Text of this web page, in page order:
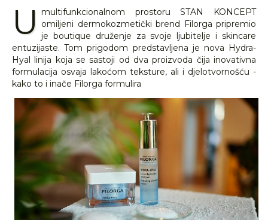
U multifunkcionalnom prostoru STAN KONCEPT
omiljeni dermokozmetički brend Filorga pripremio
je boutique druženje za svoje ljubitelje i skincare
entuzijaste. Tom prigodom predstavljena je nova Hydra-
Hyal linija koja se sastoji od dva proizvoda čija inovativna
formulacija osvaja lakoćom teksture, ali i djelotvornošću -
kako to i inače Filorga formulira